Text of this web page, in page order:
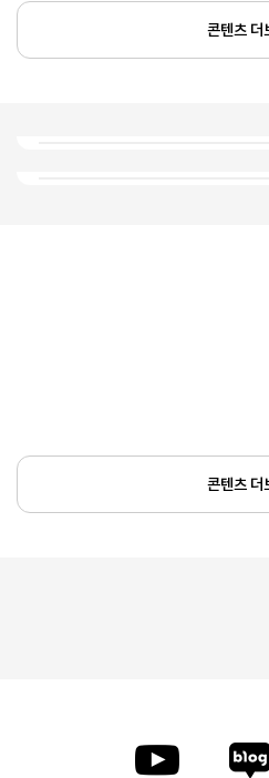
콘텐츠 더
콘텐츠 더